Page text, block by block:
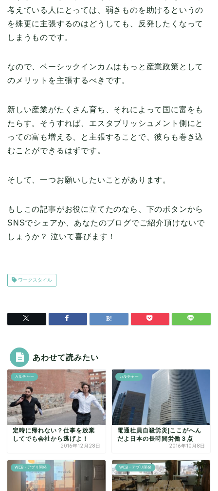
考えている人にとっては、弱きものを助けるというの
を殊更に主張するのはどうしても、反発したくなって
しまうものです。
なので、ベーシックインカムはもっと産業政策として
のメリットを主張するべきです。
新しい産業がたくさん育ち、それによって国に富をも
たらす。そうすれば、エスタブリッシュメント側にと
っての富も増える、と主張することで、彼らも巻き込
むことができるはずです。
そして、一つお願いしたいことがあります。
もしこの記事がお役に立てたのなら、下のボタンから
SNSでシェアか、あなたのブログでご紹介頂けないで
しょうか？ 泣いて喜びます！
ワークスタイル
あわせて読みたい
カルチャー
定時に帰れない？仕事を放棄
してでも会社から逃げよ！
2016年12月28日
カルチャー
電通社員自殺労災|ここがへん
だよ日本の長時間労働３点
2016年10月8日
WEB・アプリ開発 WEB・アプリ開発